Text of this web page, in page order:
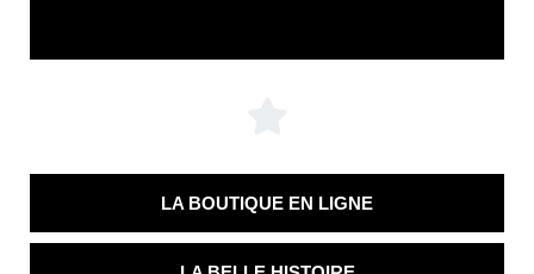
LA BOUTIQUE EN LIGNE